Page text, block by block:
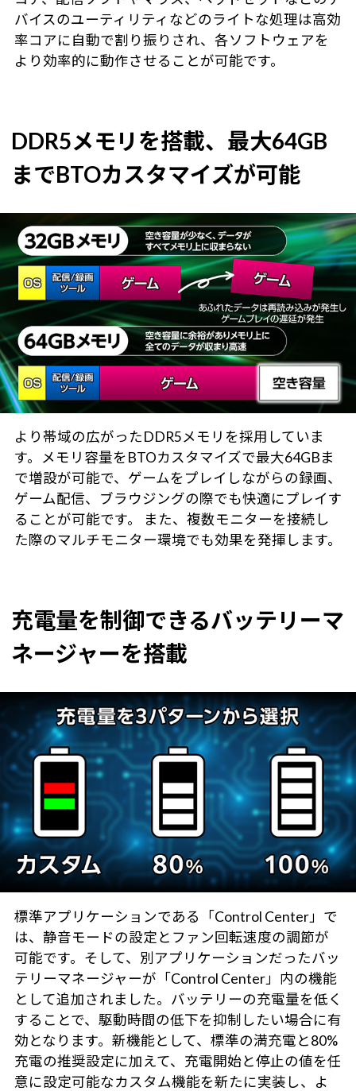
バイスのユーティリティなどのライトな処理は高効
率コアに自動で割り振りされ、各ソフトウェアを
より効率的に動作させることが可能です。
DDR5メモリを搭載、最大64GB
までBTOカスタマイズが可能
より帯域の広がったDDR5メモリを採用していま
す。メモリ容量をBTOカスタマイズで最大64GBま
で増設が可能で、ゲームをプレイしながらの録画、
ゲーム配信、ブラウジングの際でも快適にプレイす
ることが可能です。 また、複数モニターを接続し
た際のマルチモニター環境でも効果を発揮します。
充電量を制御できるバッテリーマ
ネージャーを搭載
標準アプリケーションである「Control Center」で
は、静音モードの設定とファン回転速度の調節が
可能です。そして、別アプリケーションだったバッ
テリーマネージャーが「Control Center」内の機能
として追加されました。バッテリーの充電量を低く
することで、駆動時間の低下を抑制したい場合に有
効となります。新機能として、標準の満充電と80%
充電の推奨設定に加えて、充電開始と停止の値を任
意に設定可能なカスタム機能を新たに実装し、よ